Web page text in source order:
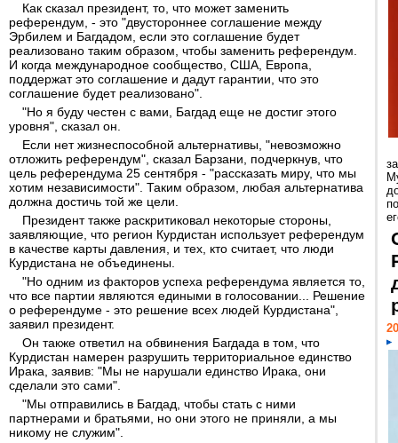
Как сказал президент, то, что может заменить
референдум, - это "двустороннее соглашение между
Эрбилем и Багдадом, если это соглашение будет
реализовано таким образом, чтобы заменить референдум.
И когда международное сообщество, США, Европа,
поддержат это соглашение и дадут гарантии, что это
соглашение будет реализовано".
"Но я буду честен с вами, Багдад еще не достиг этого
уровня", сказал он.
Если нет жизнеспособной альтернативы, "невозможно
отложить референдум", сказал Барзани, подчеркнув, что
цель референдума 25 сентября - "рассказать миру, что мы
хотим независимости". Таким образом, любая альтернатива
должна достичь той же цели.
Президент также раскритиковал некоторые стороны,
заявляющие, что регион Курдистан использует референдум
в качестве карты давления, и тех, кто считает, что люди
Курдистана не объединены.
"Но одним из факторов успеха референдума является то,
что все партии являются едиными в голосовании... Решение
о референдуме - это решение всех людей Курдистана",
заявил президент.
Он также ответил на обвинения Багдада в том, что
Курдистан намерен разрушить территориальное единство
Ирака, заявив: "Мы не нарушали единство Ирака, они
сделали это сами".
"Мы отправились в Багдад, чтобы стать с ними
партнерами и братьями, но они этого не приняли, а мы
никому не служим".